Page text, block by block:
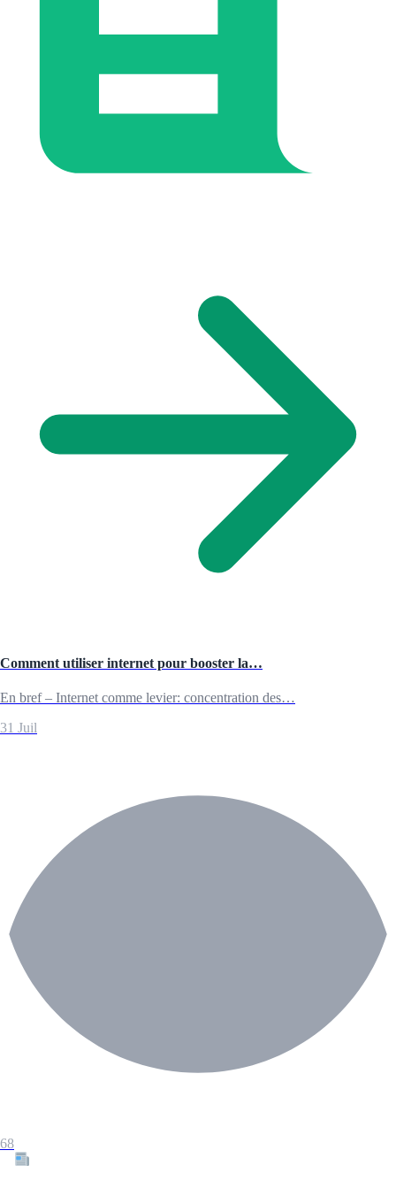
Comment utiliser internet pour booster la…
En bref – Internet comme levier: concentration des…
31 Juil
68